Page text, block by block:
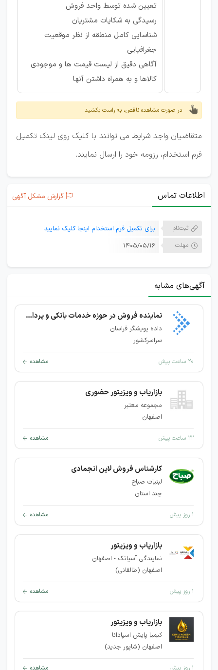
تعیین شده توسط واحد فروش
رسیدگی به شکایات مشتریان
شناسایی کامل منطقه از نظر موقعیت
جغرافیایی
آگاهی دقیق از لیست قیمت ها و موجودی
کالاها و به همراه داشتن آنها
در صورت مشاهده ناقص، به راست بکشید
متقاضیان واجد شرایط می توانند با کلیک روی لینک تکمیل
فرم استخدام، رزومه خود را ارسال نمایند.
اطلاعات تماس گزارش مشکل آگهی
ثبت‌نام برای تکمیل فرم استخدام اینجا کلیک نمایید
مهلت ۱۴۰۵/۰۵/۱۶
آگهی‌های مشابه
نماینده فروش در حوزه خدمات بانکی و پرداخت
داده پویشگر فراسان
سراسرکشور
۲۰ ساعت پیش مشاهده
بازاریاب و ویزیتور حضوری
مجموعه معتبر
اصفهان
۲۲ ساعت پیش مشاهده
کارشناس فروش لاین انجمادی
لبنیات صباح
چند استان
۱ روز پیش مشاهده
بازاریاب و ویزیتور
نمایندگی آسیاتک - اصفهان
اصفهان (طالقانی)
۱ روز پیش مشاهده
بازاریاب و ویزیتور
کیمیا پایش اسپادانا
اصفهان (شاپور جدید)
۱ روز پیش مشاهده